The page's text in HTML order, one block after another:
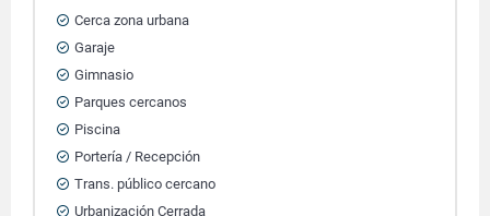
Cerca zona urbana
Garaje
Gimnasio
Parques cercanos
Piscina
Portería / Recepción
Trans. público cercano
Urbanización Cerrada